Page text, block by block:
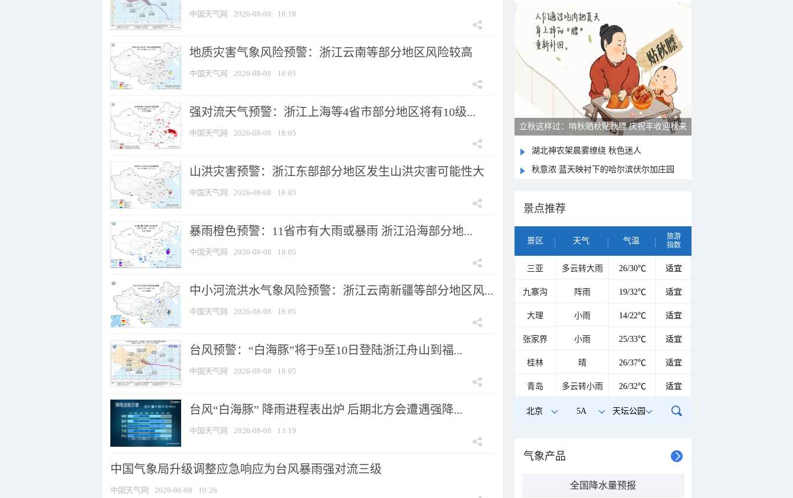
中国天气网 2026-08-08 18:18
地质灾害气象风险预警：浙江云南等部分地区风险较高
中国天气网 2026-08-08 18:05
强对流天气预警：浙江上海等4省市部分地区将有10级...
中国天气网 2026-08-08 18:05
山洪灾害预警：浙江东部部分地区发生山洪灾害可能性大
中国天气网 2026-08-08 18:05
暴雨橙色预警：11省市有大雨或暴雨 浙江沿海部分地...
中国天气网 2026-08-08 18:05
中小河流洪水气象风险预警：浙江云南新疆等部分地区风...
中国天气网 2026-08-08 18:05
台风预警：“白海豚”将于9至10日登陆浙江舟山到福...
中国天气网 2026-08-08 18:05
台风“白海豚” 降雨进程表出炉 后期北方会遭遇强降...
中国天气网 2026-08-08 13:19
中国气象局升级调整应急响应为台风暴雨强对流三级
中国天气网 2026-08-08 10:26
立秋这样过：啃秋晒秋贴秋膘 庆祝丰收迎秋来
湖北神农架晨雾缭绕 秋色迷人
秋意浓 蓝天映衬下的哈尔滨伏尔加庄园
景点推荐
景区 天气 气温
旅游
指数
三亚 多云转大雨 26/30℃ 适宜
九寨沟 阵雨 19/32℃ 适宜
大理 小雨 14/22℃ 适宜
张家界 小雨 25/33℃ 适宜
桂林 晴 26/37℃ 适宜
青岛 多云转小雨 26/32℃ 适宜
北京 5A 天坛公园
气象产品
全国降水量预报